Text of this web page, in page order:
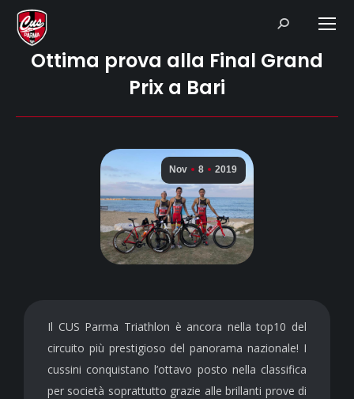
Search:
Ottima prova alla Final Grand
Prix a Bari
Nov 8 2019
Il CUS Parma Triathlon è ancora nella top10 del
circuito più prestigioso del panorama nazionale! I
cussini conquistano l’ottavo posto nella classifica
per società soprattutto grazie alle brillanti prove di